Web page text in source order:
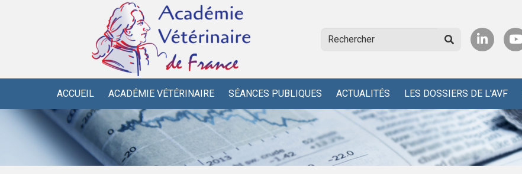
ACCUEIL ACADÉMIE VÉTÉRINAIRE SÉANCES PUBLIQUES ACTUALITÉS LES DOSSIERS DE L'AVF